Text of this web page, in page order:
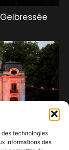
des technologies
informations des